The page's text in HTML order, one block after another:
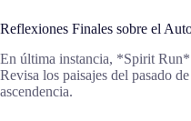
Reflexiones Finales sobre el
En última instancia, *Spirit Run*
Revisa los paisajes del pasado
ascendencia.